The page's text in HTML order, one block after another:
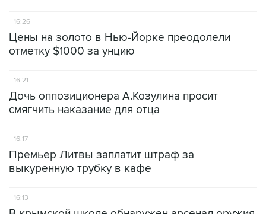
16:26
Цены на золото в Нью-Йорке преодолели
отметку $1000 за унцию
16:21
Дочь оппозиционера А.Козулина просит
смягчить наказание для отца
16:17
Премьер Литвы заплатит штраф за
выкуренную трубку в кафе
16:13